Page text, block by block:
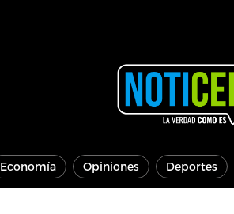
Economía Opiniones Deportes